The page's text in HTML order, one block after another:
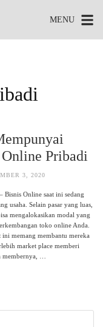
MENU
Pribadi
3, 2020
Bisnis Online saat ini sedang
usaha. Selain pasar yang luas,
mengalokasikan modal yang
toko online Anda.
ini memang membantu mereka
market place memberi
membernya, …